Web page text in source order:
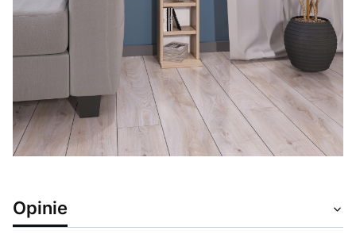
Opinie